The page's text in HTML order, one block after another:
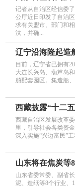
记者从自治区经信委
公厅近日印发了自治
求有关盟市、部门和
汰，并确...
辽宁沿海隆起造
目前，辽宁省已拥有
大连长兴岛、葫芦岛
舶配套园区。集造船
西藏披露“十二
西藏自治区发展改革
里，引导社会各类资
深入实施“兴边富民”工
山东将在焦炭等
山东省委常委、副省
泥、造纸等8个行业、